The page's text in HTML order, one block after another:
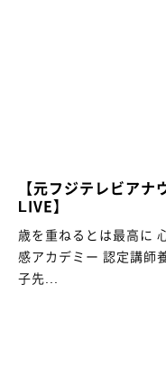
【元フジテレビア
LIVE】
歳を重ねるとは最高に
感アカデミー 認定講師
子先...